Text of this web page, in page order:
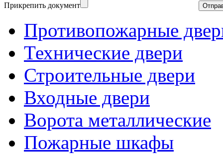
Прикрепить документ
Противопожарные
Технические двери
Строительные двери
Входные двери
Ворота металлические
Пожарные шкафы